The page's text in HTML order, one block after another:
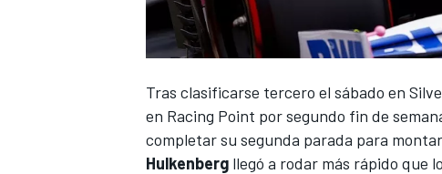
Tras clasificarse tercero el sábado en
en Racing Point por segundo fin de
completar su segunda parada para
Hulkenberg llegó a rodar más rápido que